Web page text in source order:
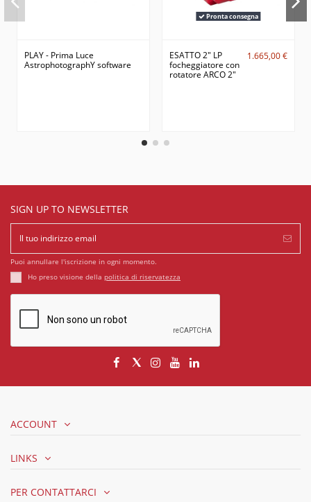
PLAY - Prima Luce
AstrophotographY software
Pronta consegna
ESATTO 2" LP
focheggiatore con
rotatore ARCO 2"
1.665,00 €
SIGN UP TO NEWSLETTER
Puoi annullare l'iscrizione in ogni momento.
Ho preso visione della politica di riservatezza
ACCOUNT
LINKS
PER CONTATTARCI